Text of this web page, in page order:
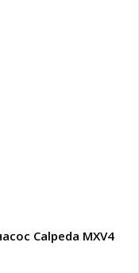
Calpeda MXV4